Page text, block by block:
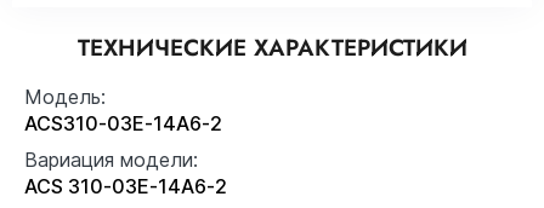
ТЕХНИЧЕСКИЕ ХАРАКТЕРИСТИКИ
Модель:
ACS310-03E-14A6-2
Вариация модели:
ACS 310-03E-14A6-2